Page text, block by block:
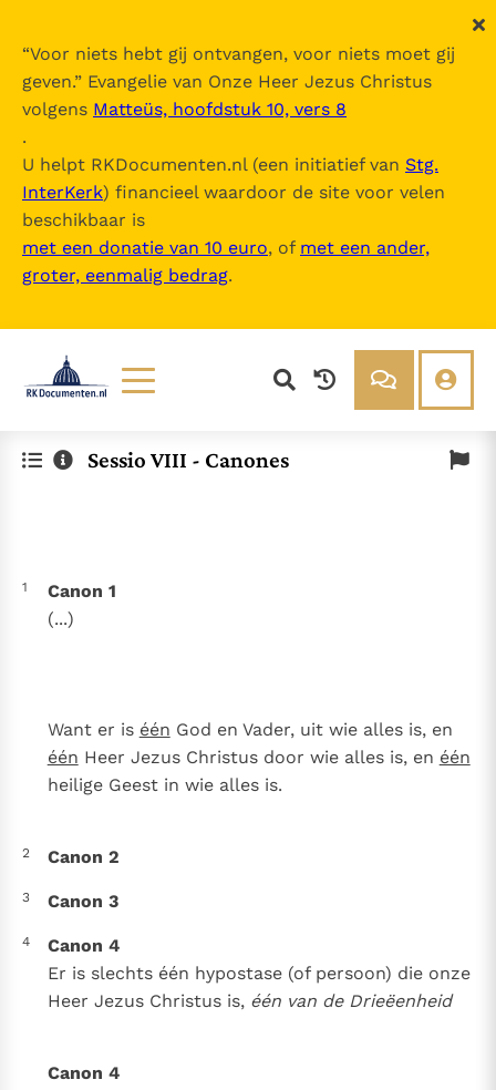
“Voor niets hebt gij ontvangen, voor niets moet gij
geven.” Evangelie van Onze Heer Jezus Christus
volgens Matteüs, hoofdstuk 10, vers 8
.
U helpt RKDocumenten.nl (een initiatief van Stg.
InterKerk) financieel waardoor de site voor velen
beschikbaar is
met een donatie van 10 euro, of met een ander,
groter, eenmalig bedrag.
Documenten
Denzinger
Over RK Documenten
In Christus wordt onze honger vervuld
Leer de kostbare parel van Gods koninkrijk te
herkennen
Gods Koninkrijk groeit stilletjes door liefde, niet door
Het Vaticaan publiceert een nieuwe Latijnse uitgave
van het Romeins martyrologium
Vaticaanse financiële waakhond verliest autonomie
Paus spreekt het Wereldvoedselprogramma toe
Paus Leo XIV in Pavia: "De stad is zowel een gave als
"naar het innerlijk" toe te keren.
Sessio VIII - Canones
1
Canon 1
(...)
Want er is één God en Vader, uit wie alles is, en
één Heer Jezus Christus door wie alles is, en één
heilige Geest in wie alles is.
2 Canon 2
3 Canon 3
4
Canon 4
Er is slechts één hypostase (of persoon) die onze
Heer Jezus Christus is, één van de Drieëenheid
Canon 4